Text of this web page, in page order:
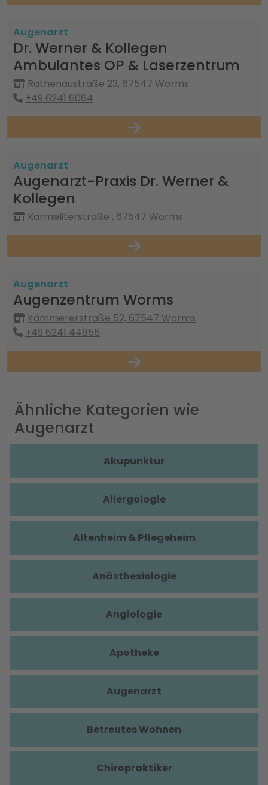
Augenarzt
Dr. Werner & Kollegen
Ambulantes OP & Laserzentrum
Rathenaustraße 23, 67547 Worms
+49 6241 6064
Augenarzt
Augenarzt-Praxis Dr. Werner &
Kollegen
Karmeliterstraße , 67547 Worms
Augenarzt
Augenzentrum Worms
Kämmererstraße 52, 67547 Worms
+49 6241 44855
Ähnliche Kategorien wie
Augenarzt
Akupunktur
Allergologie
Altenheim & Pflegeheim
Anästhesiologie
Angiologie
Apotheke
Augenarzt
Betreutes Wohnen
Chiropraktiker